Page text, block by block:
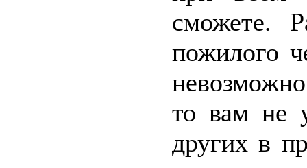
сможете.
пожилого
то вам не
других в